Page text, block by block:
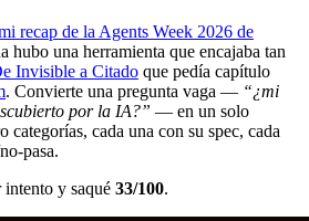
recap de la Agents Week 2026 de
hubo una herramienta que encajaba tan
Invisible a Citado que pedía capítulo
. Convierte una pregunta vaga — “¿mi
por la IA?” — en un solo
categorías, cada una con su spec, cada
pasa.
y saqué 33/100.